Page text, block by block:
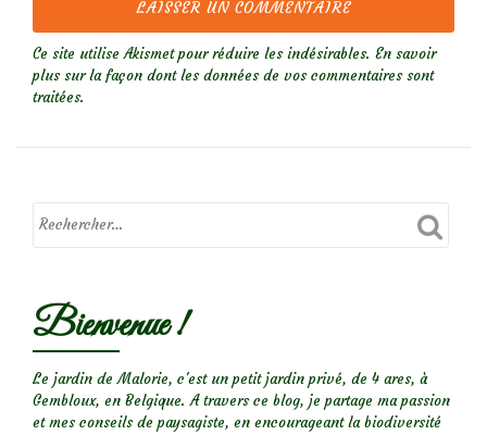
Ce site utilise Akismet pour réduire les indésirables. En savoir
plus sur la façon dont les données de vos commentaires sont
traitées.
Bienvenue !
Le jardin de Malorie, c'est un petit jardin privé, de 4 ares, à
Gembloux, en Belgique. A travers ce blog, je partage ma passion
et mes conseils de paysagiste, en encourageant la biodiversité